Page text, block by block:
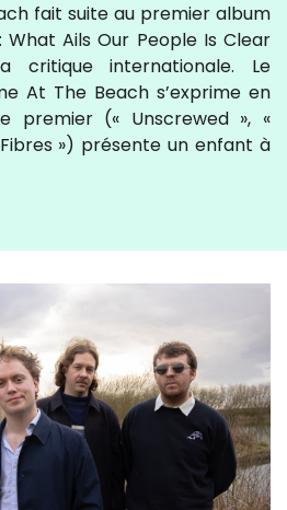
fait suite au premier album
: What Ails Our People Is Clear
critique internationale. Le
At The Beach s’exprime en
premier (« Unscrewed », «
») présente un enfant à